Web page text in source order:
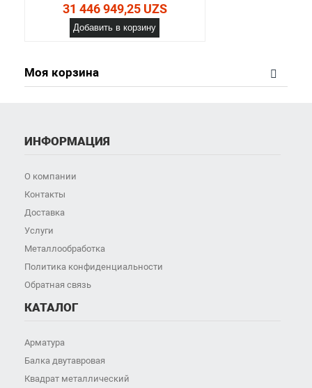
31 446 949,25 UZS
Добавить в корзину
Моя корзина
ИНФОРМАЦИЯ
О компании
Контакты
Доставка
Услуги
Металлообработка
Политика конфиденциальности
Обратная связь
КАТАЛОГ
Арматура
Балка двутавровая
Квадрат металлический